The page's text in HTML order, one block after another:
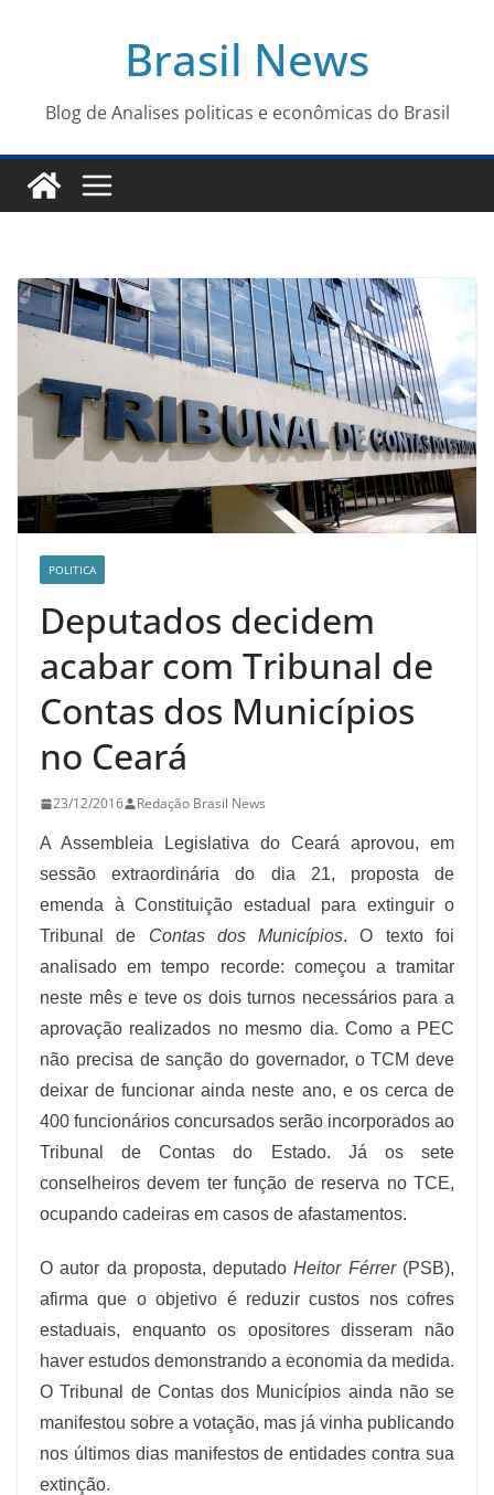
conteúdo
Brasil News
Blog de Analises politicas e econômicas do Brasil
POLITICA
Deputados decidem
acabar com Tribunal de
Contas dos Municípios
no Ceará
23/12/2016 Redação Brasil News
A Assembleia Legislativa do Ceará aprovou, em
sessão extraordinária do dia 21, proposta de
emenda à Constituição estadual para extinguir o
Tribunal de Contas dos Municípios. O texto foi
analisado em tempo recorde: começou a tramitar
neste mês e teve os dois turnos necessários para a
aprovação realizados no mesmo dia. Como a PEC
não precisa de sanção do governador, o TCM deve
deixar de funcionar ainda neste ano, e os cerca de
400 funcionários concursados serão incorporados ao
Tribunal de Contas do Estado. Já os sete
conselheiros devem ter função de reserva no TCE,
ocupando cadeiras em casos de afastamentos.
O autor da proposta, deputadoHeitor Férrer(PSB),
afirma que o objetivo é reduzir custos nos cofres
estaduais, enquanto os opositores disseram não
haver estudos demonstrando a economia da medida.
O Tribunal de Contas dos Municípios ainda não se
manifestou sobre a votação, mas já vinha publicando
nos últimos dias manifestos de entidades contra sua
extinção.